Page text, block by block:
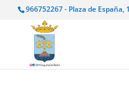
966752267 - Plaza de España,